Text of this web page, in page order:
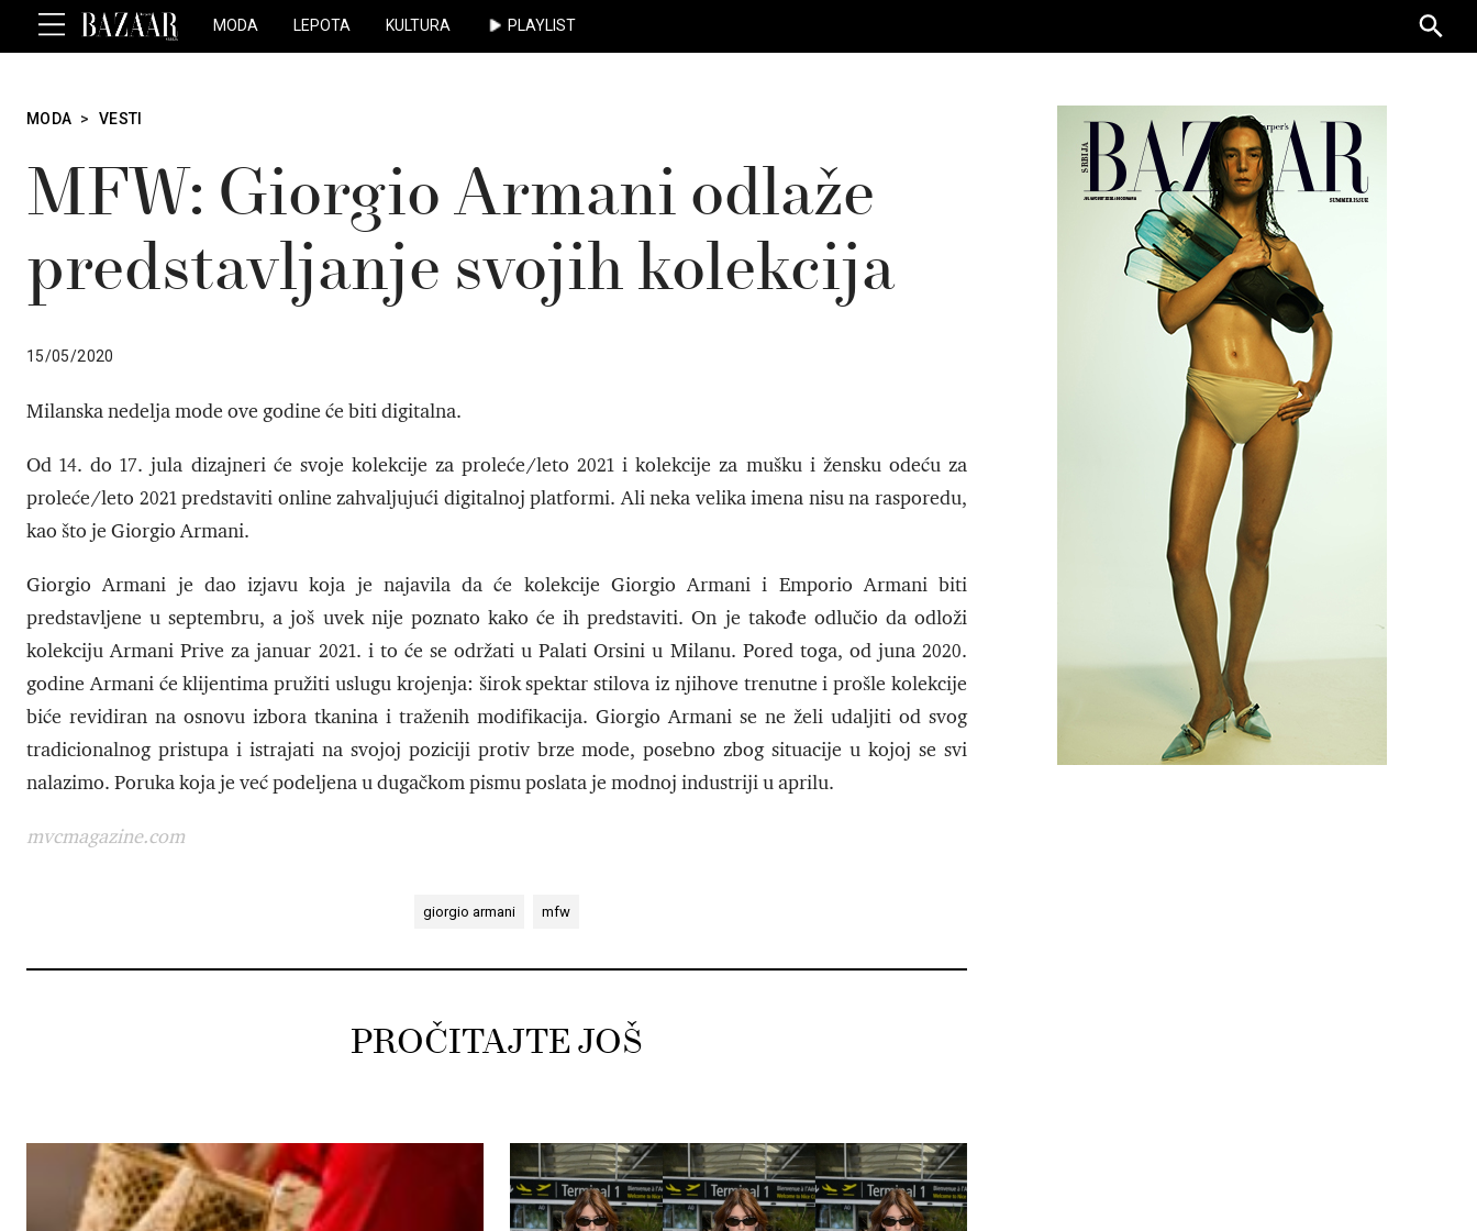
MODA LEPOTA KULTURA PLAYLIST
for:
MODA > VESTI
MFW: Giorgio Armani odlaže
predstavljanje svojih kolekcija
15/05/2020
Milanska nedelja mode ove godine će biti digitalna.
Od 14. do 17. jula dizajneri će svoje kolekcije za proleće/leto 2021 i kolekcije za mušku i žensku odeću za
proleće/leto 2021 predstaviti online zahvaljujući digitalnoj platformi. Ali neka velika imena nisu na rasporedu,
kao što je Giorgio Armani.
Giorgio Armani je dao izjavu koja je najavila da će kolekcije Giorgio Armani i Emporio Armani biti
predstavljene u septembru, a još uvek nije poznato kako će ih predstaviti. On je takođe odlučio da odloži
kolekciju Armani Prive za januar 2021. i to će se održati u Palati Orsini u Milanu. Pored toga, od juna 2020.
godine Armani će klijentima pružiti uslugu krojenja: širok spektar stilova iz njihove trenutne i prošle kolekcije
biće revidiran na osnovu izbora tkanina i traženih modifikacija. Giorgio Armani se ne želi udaljiti od svog
tradicionalnog pristupa i istrajati na svojoj poziciji protiv brze mode, posebno zbog situacije u kojoj se svi
nalazimo. Poruka koja je već podeljena u dugačkom pismu poslata je modnoj industriji u aprilu.
mvcmagazine.com
giorgio armani mfw
PROČITAJTE JOŠ